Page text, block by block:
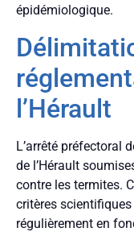
épidémiologique.
l’Hérault
L’arrêté préfectoral
de l’Hérault
contre les termites.
critères
régulièrement en